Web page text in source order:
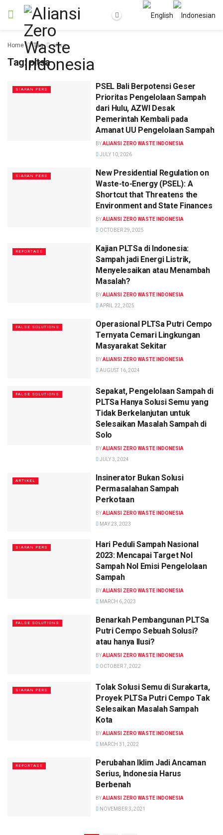
Home Tag pltsa
Tag:pltsa
SIARAN PERS
PSEL Bali Berpotensi Geser
Prioritas Pengelolaan Sampah
dari Hulu, AZWI Desak
Pemerintah Kembali pada
Amanat UU Pengelolaan Sampah
BYALIANSI ZERO WASTE INDONESIA
JULY 10, 2026
SIARAN PERS
New Presidential Regulation on
Waste-to-Energy (PSEL): A
Shortcut that Threatens the
Environment and State Finances
BYALIANSI ZERO WASTE INDONESIA
OCTOBER 29, 2025
REPORTASE
Kajian PLTSa di Indonesia:
Sampah jadi Energi Listrik,
Menyelesaikan atau Menambah
Masalah?
BYALIANSI ZERO WASTE INDONESIA
APRIL 22, 2025
FALSE SOLUTIONS
Operasional PLTSa Putri Cempo
Ternyata Cemari Lingkungan
Masyarakat Sekitar
BYALIANSI ZERO WASTE INDONESIA
AUGUST 16, 2024
FALSE SOLUTIONS
Sepakat, Pengelolaan Sampah di
PLTSa Hanya Solusi Semu yang
Tidak Berkelanjutan untuk
Selesaikan Masalah Sampah di
Solo
BYALIANSI ZERO WASTE INDONESIA
JULY 3, 2024
ARTIKEL
Insinerator Bukan Solusi
Permasalahan Sampah
Perkotaan
BYALIANSI ZERO WASTE INDONESIA
MAY 23, 2023
SIARAN PERS
Hari Peduli Sampah Nasional
2023: Mencapai Target Nol
Sampah Nol Emisi Pengelolaan
Sampah
BYALIANSI ZERO WASTE INDONESIA
MARCH 6, 2023
FALSE SOLUTIONS
Benarkah Pembangunan PLTSa
Putri Cempo Sebuah Solusi?
atau hanya Ilusi?
BYALIANSI ZERO WASTE INDONESIA
OCTOBER 7, 2022
SIARAN PERS
Tolak Solusi Semu di Surakarta,
Proyek PLTSa Putri Cempo Tak
Selesaikan Masalah Sampah
Kota
BYALIANSI ZERO WASTE INDONESIA
MARCH 31, 2022
REPORTASE
Perubahan Iklim Jadi Ancaman
Serius, Indonesia Harus
Berbenah
BYALIANSI ZERO WASTE INDONESIA
NOVEMBER 3, 2021